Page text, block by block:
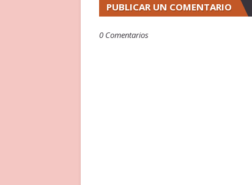
PUBLICAR UN COMENTARIO
0 Comentarios